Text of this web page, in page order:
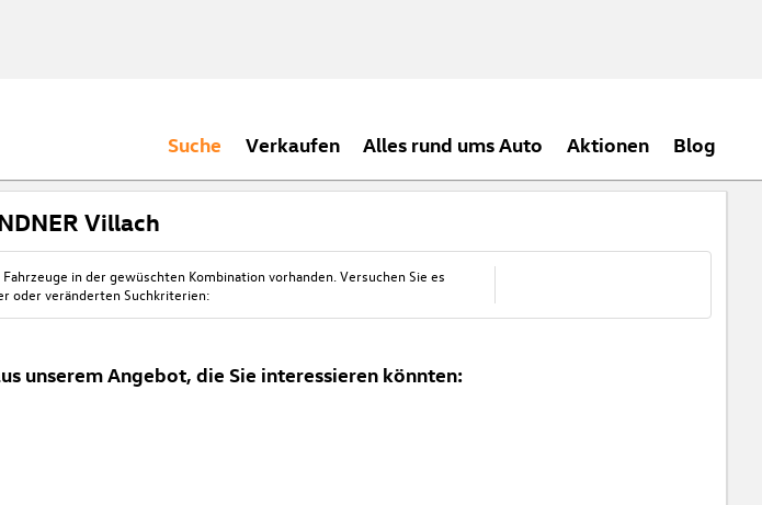
Suche Verkaufen Alles rund ums Auto Aktionen Blog
Villach
in der gewüschten Kombination vorhanden. Versuchen Sie es
oder veränderten Suchkriterien:
unserem Angebot, die Sie interessieren könnten: